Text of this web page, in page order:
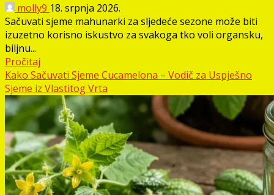
molly9 18. srpnja 2026.
Sačuvati sjeme mahunarki za sljedeće sezone može biti
izuzetno korisno iskustvo za svakoga tko voli organsku,
biljnu...
Pročitaj
Kako Sačuvati Sjeme Cucamelona – Vodič za Uspješno
Sjeme iz Vlastitog Vrta